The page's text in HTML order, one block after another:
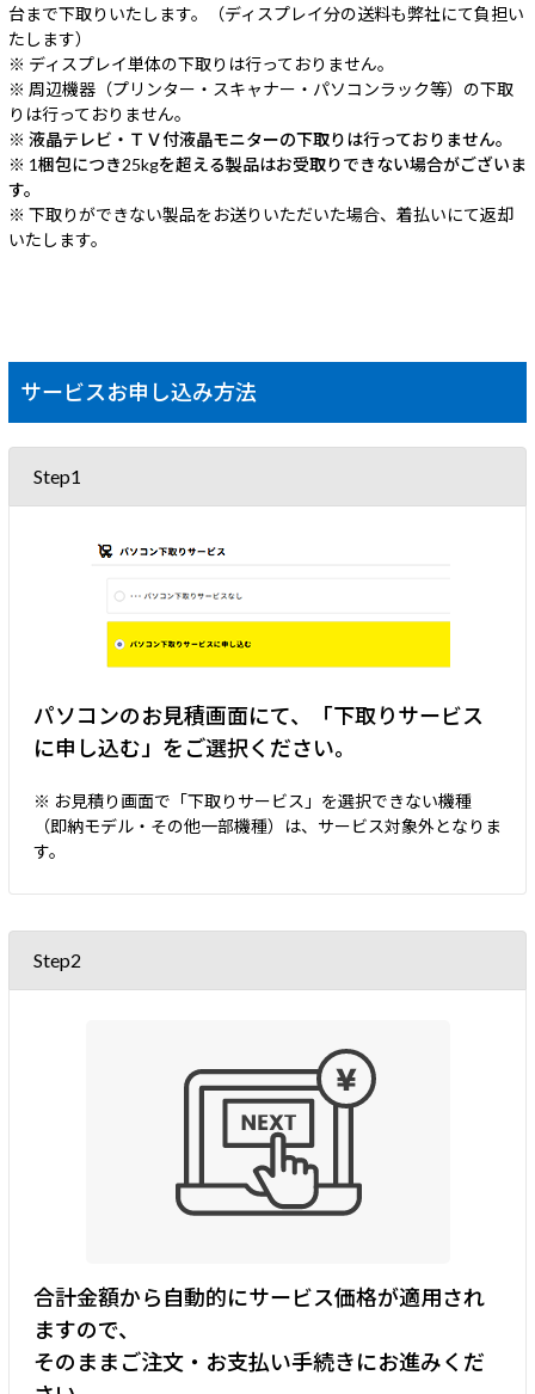
台まで下取りいたします。（ディスプレイ分の送料も弊社にて負担い
たします）
※ ディスプレイ単体の下取りは行っておりません。
※ 周辺機器（プリンター・スキャナー・パソコンラック等）の下取
りは行っておりません。
※ 液晶テレビ・ＴＶ付液晶モニターの下取りは行っておりません。
※ 1梱包につき25kgを超える製品はお受取りできない場合がございま
す。
※ 下取りができない製品をお送りいただいた場合、着払いにて返却
いたします。
サービスお申し込み方法
Step1
パソコンのお見積画面にて、「下取りサービス
に申し込む」をご選択ください。
※ お見積り画面で「下取りサービス」を選択できない機種
（即納モデル・その他一部機種）は、サービス対象外となりま
す。
Step2
合計金額から自動的にサービス価格が適用され
ますので、
そのままご注文・お支払い手続きにお進みくだ